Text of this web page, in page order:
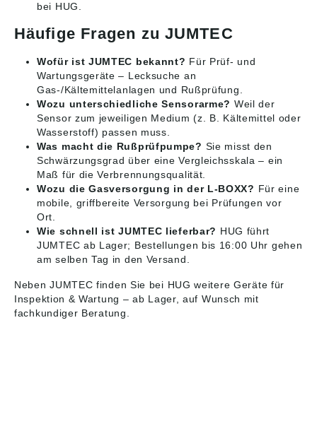
bei HUG.
Häufige Fragen zu JUMTEC
Wofür ist JUMTEC bekannt? Für Prüf- und
Wartungsgeräte – Lecksuche an
Gas-/Kältemittelanlagen und Rußprüfung.
Wozu unterschiedliche Sensorarme? Weil der
Sensor zum jeweiligen Medium (z. B. Kältemittel oder
Wasserstoff) passen muss.
Was macht die Rußprüfpumpe? Sie misst den
Schwärzungsgrad über eine Vergleichsskala – ein
Maß für die Verbrennungsqualität.
Wozu die Gasversorgung in der L-BOXX? Für eine
mobile, griffbereite Versorgung bei Prüfungen vor
Ort.
Wie schnell ist JUMTEC lieferbar? HUG führt
JUMTEC ab Lager; Bestellungen bis 16:00 Uhr gehen
am selben Tag in den Versand.
Neben JUMTEC finden Sie bei HUG weitere Geräte für
Inspektion & Wartung – ab Lager, auf Wunsch mit
fachkundiger Beratung.